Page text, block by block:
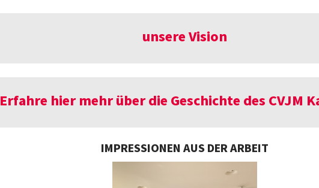
unsere Vision
Erfahre hier mehr über die Geschichte des CVJM
IMPRESSIONEN AUS DER ARBEIT